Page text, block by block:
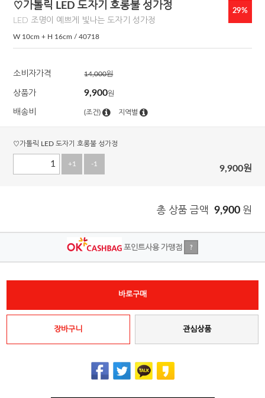
♡가톨릭 LED 도자기 호롱불 성가정
LED 조명이 예쁘게 빛나는 도자기 성가정
W 10cm + H 16cm / 40718
29%
소비자가격 14,000원
상품가 9,900원
배송비 (조건) 지역별
♡가톨릭 LED 도자기 호롱불 성가정
+1 -1 9,900원
총 상품 금액 9,900 원
포인트사용 가맹점 ?
바로구매
장바구니 관심상품